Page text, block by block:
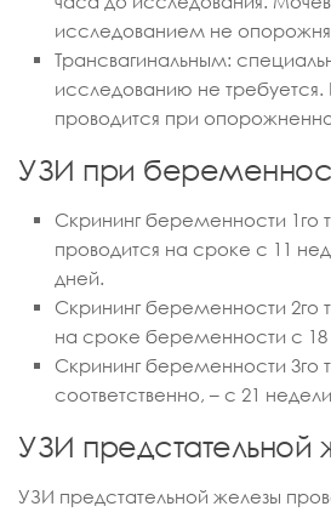
исследованием не
Трансвагинальным:
исследованию не
проводится при
УЗИ при
Скрининг беременности 1го
проводится на сроке с 11
дней.
Скрининг беременности 2го
на сроке беременности с 18
Скрининг беременности 3го
соответственно, – с 21
УЗИ предстательной
УЗИ предстательной железы